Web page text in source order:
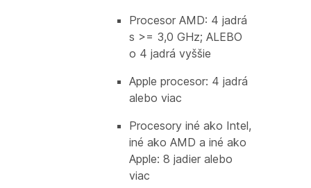
Procesor AMD: 4 jadrá
s >= 3,0 GHz; ALEBO
o 4 jadrá vyššie
Apple procesor: 4 jadrá
alebo viac
Procesory iné ako Intel,
iné ako AMD a iné ako
Apple: 8 jadier alebo
viac